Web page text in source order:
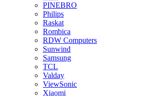
PINEBRO
Philips
Raskat
Rombica
RDW Computers
Sunwind
Samsung
TCL
Valday
ViewSonic
Xiaomi